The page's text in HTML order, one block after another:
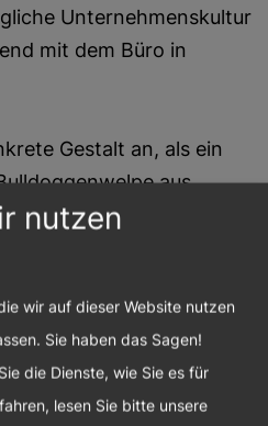
Unternehmenskultur
mit dem Büro in
Gestalt an, als ein
aus
wurde. Dadurch wurde
zu einem
Mitarbeitenden,
Episode 3
nutzen
wir auf dieser Website nutzen
Sie haben das Sagen!
die Dienste, wie Sie es für
lesen Sie bitte unsere